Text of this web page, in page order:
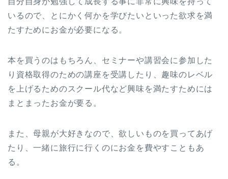
いるので、とにかく何かを学びたいといった欲求を満
たすためにお金が必要になる。
本を買うのはもちろん、セミナーや講習会に参加した
り資格取得のための講座を受講したり、趣味のレベル
を上げるためのスクール代など興味を満たすためには
まとまったお金が要る。
また、母親が大好きなので、欲しいものを買ってあげ
たり、一緒に旅行に行くのにお金を費やすこともあ
る。